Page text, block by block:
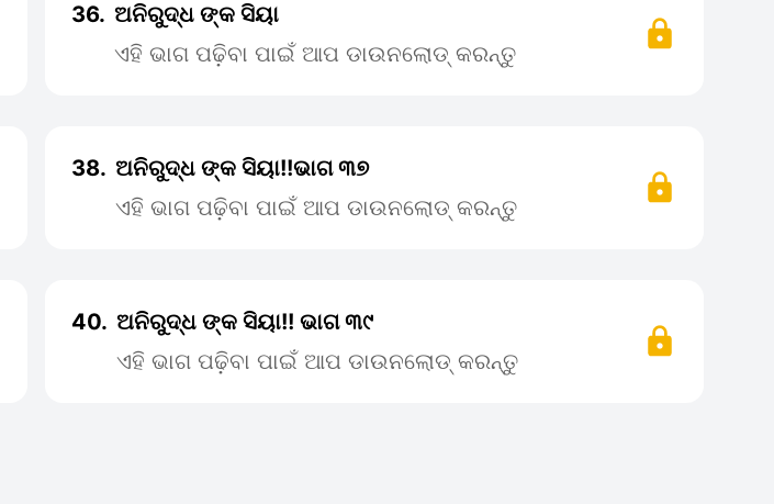
36. ଅନିରୁଦ୍ଧ ଙ୍କ ସିୟା
ଏହି ଭାଗ ପଢ଼ିବା ପାଇଁ ଆପ ଡାଉନଲୋଡ୍ କରନ୍ତୁ
38. ଅନିରୁଦ୍ଧ ଙ୍କ ସିୟା!!ଭାଗ ୩୭
ଏହି ଭାଗ ପଢ଼ିବା ପାଇଁ ଆପ ଡାଉନଲୋଡ୍ କରନ୍ତୁ
40. ଅନିରୁଦ୍ଧ ଙ୍କ ସିୟା!! ଭାଗ ୩୯
ଏହି ଭାଗ ପଢ଼ିବା ପାଇଁ ଆପ ଡାଉନଲୋଡ୍ କରନ୍ତୁ